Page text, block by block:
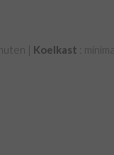
| Koelkast :